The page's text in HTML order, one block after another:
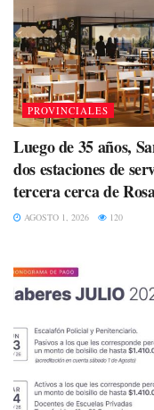
PROVINCIALES
Luego de 35 años,
dos estaciones de
tercera cerca de
AGOSTO 1, 2026 120